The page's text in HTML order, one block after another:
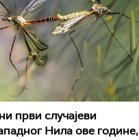
први случајеви
Нила ове године,